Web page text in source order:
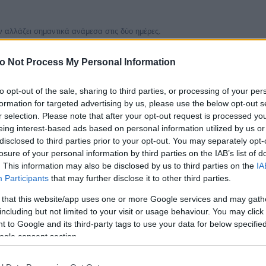
Not Process My Personal Information
opt-out of the sale, sharing to third parties, or processing of your
for targeted advertising by us, please use the below opt-out
selection. Please note that after your opt-out request is processed
interest-based ads based on personal information utilized by us
to third parties prior to your opt-out. You may separately
of your personal information by third parties on the IAB’s list of
This information may also be disclosed by us to third parties on the
Participants that may further disclose it to other third parties.
that this website/app uses one or more Google services and may
but not limited to your visit or usage behaviour. You may
to Google and its third-party tags to use your data for below
consent section.
αλλάζει σημαντικά ανάμεσα στις δύο ημέρες.
φαινόμενα στο ΣΚ
τα μποφόρ πρακτικά για μετακινήσεις, θάλασσα και εξωτερικές
μποφόρ: τι να κοιτάς πριν από παραλία, οδήγηση ή πλοίο
άνεμο και μποφόρ στην πρόγνωση: ένταση, ριπές, διεύθυνση,
και έλεγχος πριν από πλοίο ή παραλία.
στη Σέριφο Κυκλάδες
άνεμος 4 bf
Άνεμος
Πιο δυνατός άνεμος: Κυριακή,